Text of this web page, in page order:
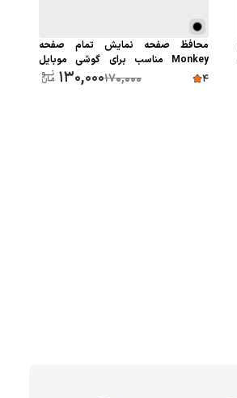
محافظ صفحه نمایش تمام صفحه
Monkey مناسب برای گوشی موبایل
سامسونگ A51-A52-A52s-M31s-S20
4
170,000
130,000